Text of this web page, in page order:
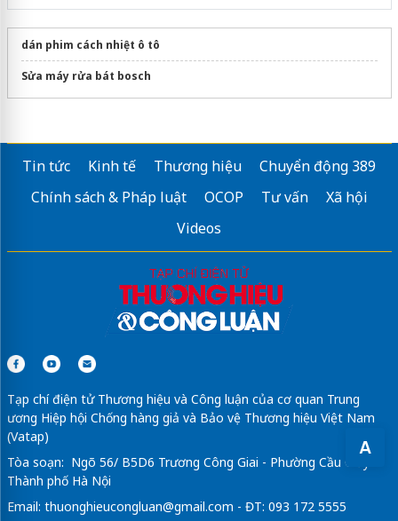
A
dán phim cách nhiệt ô tô
Sửa máy rửa bát bosch
Tin tức Kinh tế Thương hiệu
Chuyển động 389
Chính sách & Pháp luật
OCOP Tư vấn
Xã hội
Videos
Tạp chí điện tử Thương hiệu và Công luận của cơ quan Trung
ương Hiệp hội Chống hàng giả và Bảo vệ Thương hiệu Việt Nam
(Vatap)
Tòa soạn: Ngõ 56/ B5D6 Trương Công Giai - Phường Cầu Giấy -
Thành phố Hà Nội
Email: thuonghieucongluan@gmail.com - ĐT: 093 172 5555